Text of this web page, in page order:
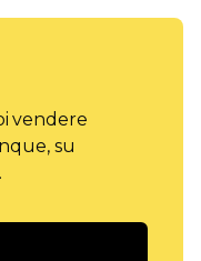
vendere
su